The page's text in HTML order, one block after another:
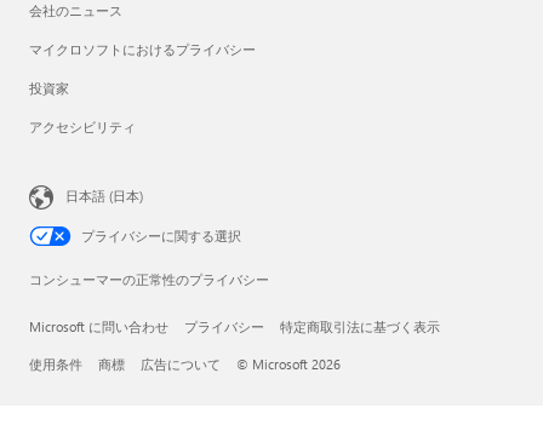
会社のニュース
マイクロソフトにおけるプライバシー
投資家
アクセシビリティ
日本語 (日本)
プライバシーに関する選択
コンシューマーの正常性のプライバシー
Microsoft に問い合わせ プライバシー 特定商取引法に基づく表示
使用条件 商標 広告について © Microsoft 2026